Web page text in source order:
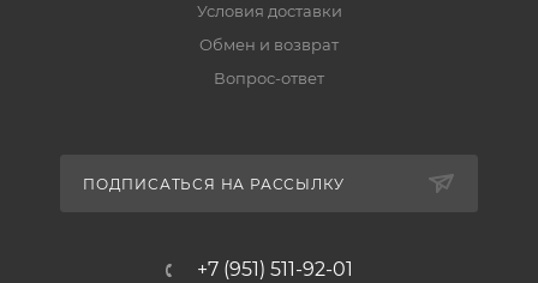
Условия доставки
Обмен и возврат
Вопрос-ответ
ПОДПИСАТЬСЯ НА РАССЫЛКУ
+7 (951) 511-92-01